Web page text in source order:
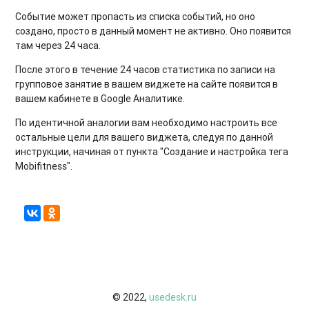
Событие может пропасть из списка событий, но оно
создано, просто в данный момент не активно. Оно появится
там через 24 часа.
После этого в течение 24 часов статистика по записи на
групповое занятие в вашем виджете на сайте появится в
вашем кабинете в Google Аналитике.
По идентичной аналогии вам необходимо настроить все
остальные цели для вашего виджета, следуя по данной
инструкции, начиная от пункта "Создание и настройка тега
Mobifitness".
© 2022, usedesk.ru